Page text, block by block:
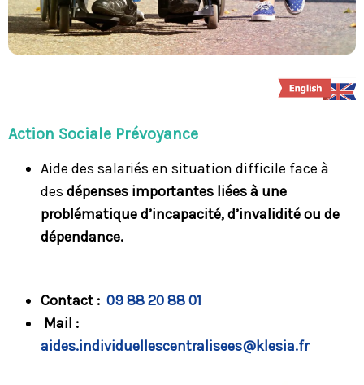
Action Sociale Prévoyance
Aide des salariés en situation difficile face à
des dépenses importantes liées à une
problématique d’incapacité, d’invalidité ou de
dépendance.
Contact : 09 88 20 88 01
Mail :
aides.individuellescentralisees@klesia.fr